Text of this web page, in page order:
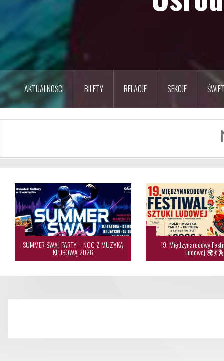
AKTUALNOŚCI BILETY RELACJE SEKCJE
SUMMER SWAJ PARTY – NOC Z MUZYKĄ
KLUBOWĄ 2026
19. Międzynarodowy
Ludowej 🌍💃🕺